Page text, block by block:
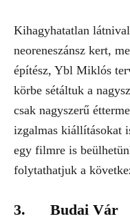
Kihagyhatatlan
neoreneszánsz kert,
építész, Ybl Miklós
körbe sétáltuk a
csak nagyszerű
izgalmas kiállításokat
egy filmre is
folytathatjuk a
3. Budai Vár